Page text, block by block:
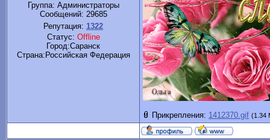
Группа: Администраторы
Сообщений: 29685
Репутация: 1322
Статус: Offline
Город:Саранск
Cтрана:Российская Федерация
Прикрепления: 1412370.gif (1.34